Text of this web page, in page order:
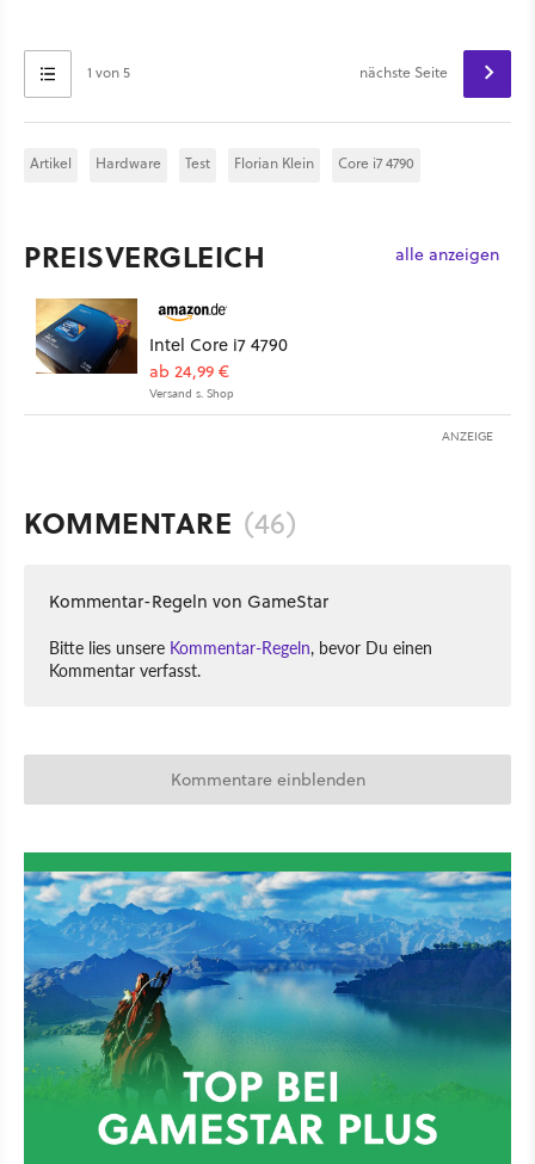
1 von 5 nächste Seite
Artikel Hardware Test Florian Klein Core i7 4790
PREISVERGLEICH alle anzeigen
Intel Core i7 4790
ab 24,99 €
Versand s. Shop
ANZEIGE
KOMMENTARE (46)
Kommentar-Regeln von GameStar
Bitte lies unsere Kommentar-Regeln, bevor Du einen
Kommentar verfasst.
Kommentare einblenden